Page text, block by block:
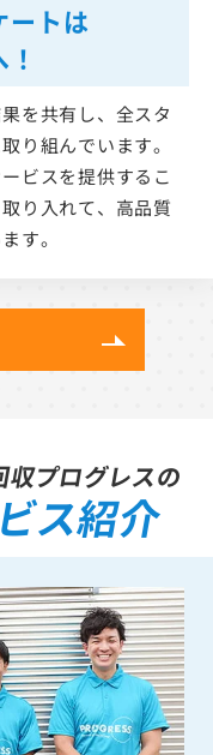
ートは
を共有し、全スタ
り組んでいます。
ビスを提供するこ
り入れて、高品質
す。
収プログレスの
ス紹介